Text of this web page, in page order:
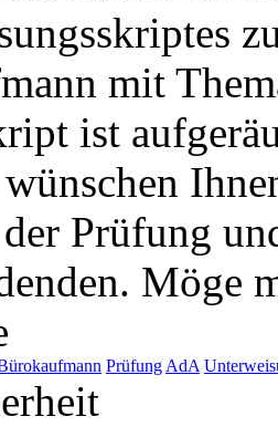
mit
ist
Prüfung
Möge
Prüfung AdA